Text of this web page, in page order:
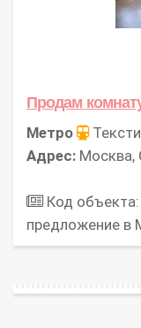
Продам
Метро
Адрес: Москва,
Код
предложение в